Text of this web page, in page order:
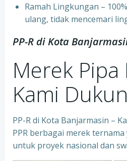
⁠Ramah Lingkungan –
ulang, tidak mencemari
PP-R di Kota
Merek Pipa
Kami
PP-R di Kota Banjarmasin –
PPR berbagai merek
untuk proyek nasional dan